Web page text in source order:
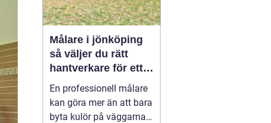
Målare i jönköping
så väljer du rätt
hantverkare för ett
hållbart resultat
En professionell målare
kan göra mer än att bara
byta kulör på väggarna.